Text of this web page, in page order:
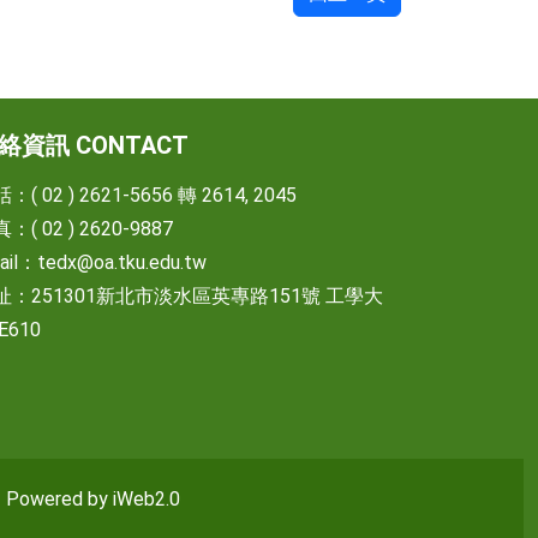
資訊 CONTACT
：( 02 ) 2621-5656 轉 2614, 2045
：( 02 ) 2620-9887
： tedx@oa.tku.edu.tw
：251301新北市淡水區英專路151號 工學大
by iWeb2.0